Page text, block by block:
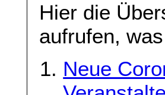
Hier die
aufrufen,
Neue